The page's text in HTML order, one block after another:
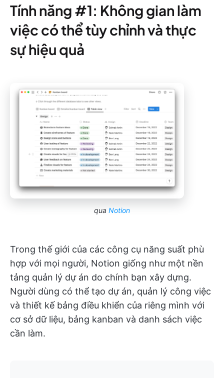
Tính năng #1: Không gian làm
việc có thể tùy chỉnh và thực
sự hiệu quả
qua Notion
Trong thế giới của các công cụ năng suất phù
hợp với mọi người, Notion giống như một nền
tảng quản lý dự án do chính bạn xây dựng.
Người dùng có thể tạo dự án, quản lý công việc
và thiết kế bảng điều khiển của riêng mình với
cơ sở dữ liệu, bảng kanban và danh sách việc
cần làm.